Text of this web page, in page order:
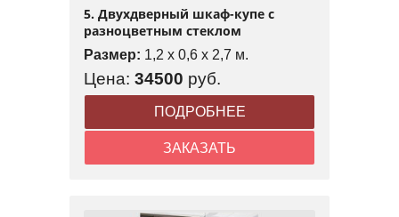
5. Двухдверный шкаф-купе с
разноцветным стеклом
Размер: 1,2 x 0,6 x 2,7 м.
Цена: 34500 руб.
ПОДРОБНЕЕ
ЗАКАЗАТЬ